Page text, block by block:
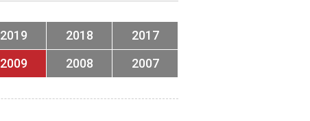
2019 2018
2017
2009 2008 2007